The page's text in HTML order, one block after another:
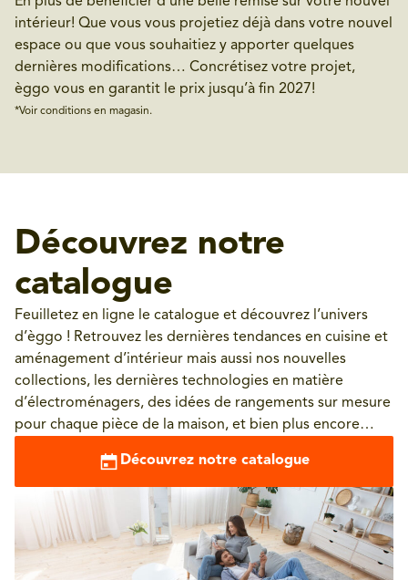
intérieur! Que vous vous projetiez déjà dans votre nouvel
espace ou que vous souhaitiez y apporter quelques
dernières modifications… Concrétisez votre projet,
èggo vous en garantit le prix jusqu’à fin 2027!
*Voir conditions en magasin.
Découvrez notre
catalogue
Feuilletez en ligne le catalogue et découvrez l’univers
d’èggo ! Retrouvez les dernières tendances en cuisine et
aménagement d’intérieur mais aussi nos nouvelles
collections, les dernières technologies en matière
d’électroménagers, des idées de rangements sur mesure
pour chaque pièce de la maison, et bien plus encore…
Découvrez notre catalogue